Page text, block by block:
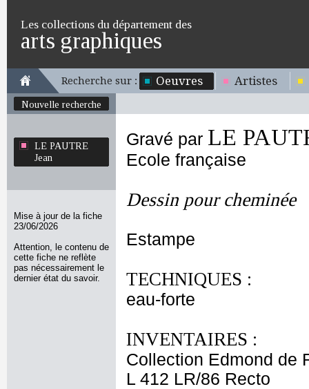
Les collections du département des
arts graphiques
Recherche sur : Oeuvres Artistes
Nouvelle recherche
LE PAUTRE
Jean
Mise à jour de la fiche
23/06/2026
Attention, le contenu de
cette fiche ne reflète
pas nécessairement le
dernier état du savoir.
Gravé par LE
Ecole française
Dessin pour cheminée
Estampe
TECHNIQUES :
eau-forte
INVENTAIRES :
Collection Edmond de
L 412 LR/86 Recto